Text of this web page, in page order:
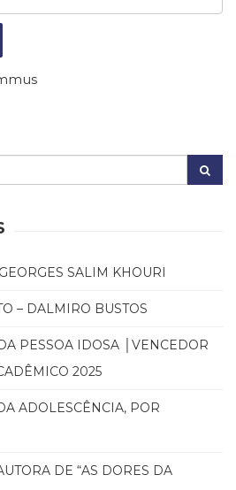
SALIM KHOURI
– DALMIRO BUSTOS
PESSOA IDOSA │VENCEDOR
2025
ADOLESCÊNCIA, POR
DE “AS DORES DA